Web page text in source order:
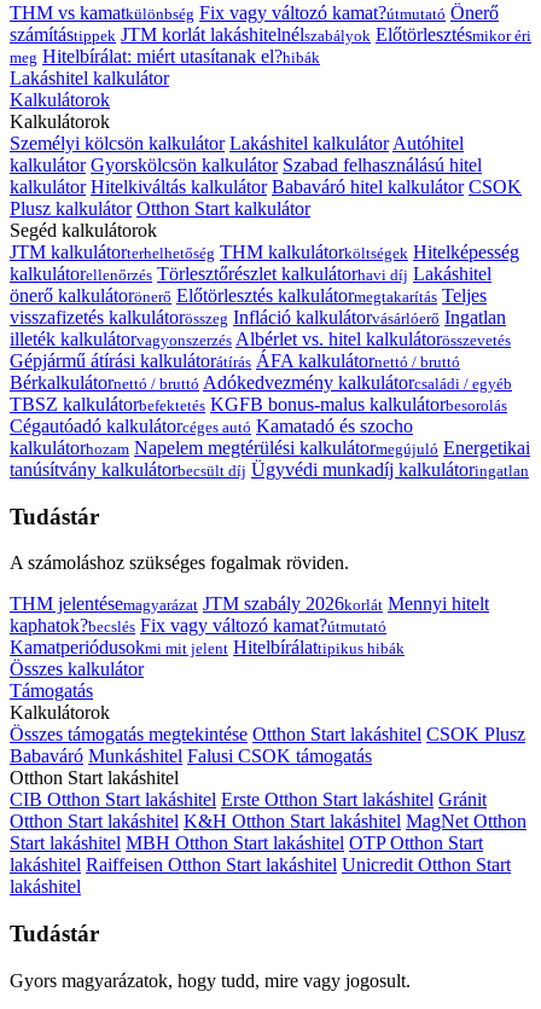
THM vs kamatkülönbség Fix vagy változó kamat?útmutató Önerő
számítástippek JTM korlát lakáshitelnélszabályok Előtörlesztésmikor éri
meg Hitelbírálat: miért utasítanak el?hibák
Lakáshitel kalkulátor
Kalkulátorok
Kalkulátorok
Személyi kölcsön kalkulátor Lakáshitel kalkulátor Autóhitel
kalkulátor Gyorskölcsön kalkulátor Szabad felhasználású hitel
kalkulátor Hitelkiváltás kalkulátor Babaváró hitel kalkulátor CSOK
Plusz kalkulátor Otthon Start kalkulátor
Segéd kalkulátorok
JTM kalkulátorterhelhetőség THM kalkulátorköltségek Hitelképesség
kalkulátorellenőrzés Törlesztőrészlet kalkulátorhavi díj Lakáshitel
önerő kalkulátorönerő Előtörlesztés kalkulátormegtakarítás Teljes
visszafizetés kalkulátorösszeg Infláció kalkulátorvásárlóerő Ingatlan
illeték kalkulátorvagyonszerzés Albérlet vs. hitel kalkulátorösszevetés
Gépjármű átírási kalkulátorátírás ÁFA kalkulátornettó / bruttó
Bérkalkulátornettó / bruttó Adókedvezmény kalkulátorcsaládi / egyéb
TBSZ kalkulátorbefektetés KGFB bonus-malus kalkulátorbesorolás
Cégautóadó kalkulátorcéges autó Kamatadó és szocho
kalkulátorhozam Napelem megtérülési kalkulátormegújuló Energetikai
tanúsítvány kalkulátorbecsült díj Ügyvédi munkadíj kalkulátoringatlan
Tudástár
A számoláshoz szükséges fogalmak röviden.
THM jelentésemagyarázat JTM szabály 2026korlát Mennyi hitelt
kaphatok?becslés Fix vagy változó kamat?útmutató
Kamatperiódusokmi mit jelent Hitelbírálattipikus hibák
Összes kalkulátor
Támogatás
Kalkulátorok
Összes támogatás megtekintése Otthon Start lakáshitel CSOK Plusz
Babaváró Munkáshitel Falusi CSOK támogatás
Otthon Start lakáshitel
CIB Otthon Start lakáshitel Erste Otthon Start lakáshitel Gránit
Otthon Start lakáshitel K&H Otthon Start lakáshitel MagNet Otthon
Start lakáshitel MBH Otthon Start lakáshitel OTP Otthon Start
lakáshitel Raiffeisen Otthon Start lakáshitel Unicredit Otthon Start
lakáshitel
Tudástár
Gyors magyarázatok, hogy tudd, mire vagy jogosult.